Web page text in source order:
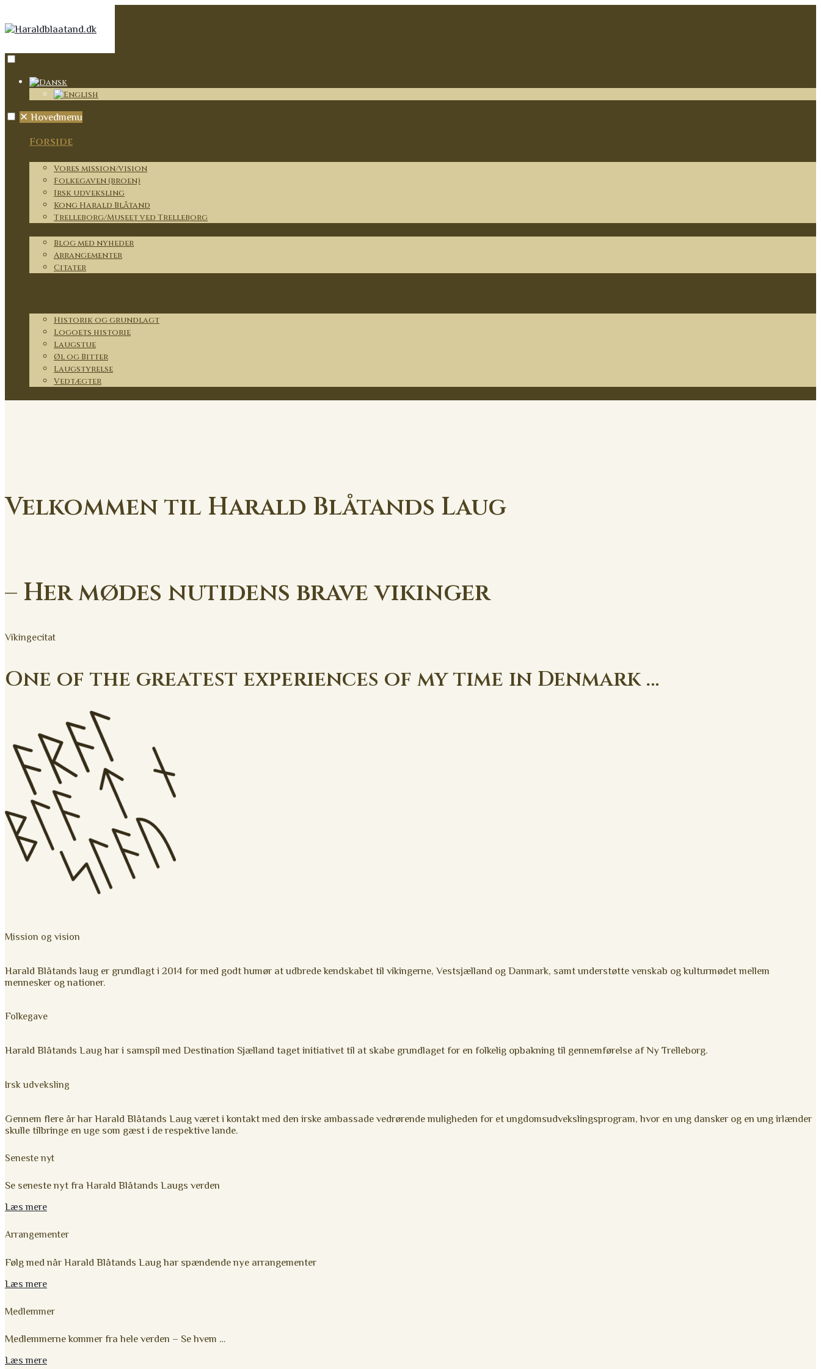
✕ Hovedmenu
Forside
Vores mission/vision
Folkegaven (broen)
Irsk udveksling
Kong Harald Blåtand
Trelleborg/Museet ved Trelleborg
Blog med nyheder
Arrangementer
Citater
Historik og grundlagt
Logoets historie
Laugstue
Øl og Bitter
Laugstyrelse
Vedtægter
Velkommen til Harald Blåtands Laug
– Her mødes nutidens brave vikinger
Vikingecitat
One of the greatest experiences of my time in Denmark …
Mission og vision
Harald Blåtands laug er grundlagt i 2014 for med godt humør at udbrede kendskabet til vikingerne, Vestsjælland og Danmark, samt understøtte venskab og kulturmødet mellem
mennesker og nationer.
Folkegave
Harald Blåtands Laug har i samspil med Destination Sjælland taget initiativet til at skabe grundlaget for en folkelig opbakning til gennemførelse af Ny Trelleborg.
Irsk udveksling
Gennem flere år har Harald Blåtands Laug været i kontakt med den irske ambassade vedrørende muligheden for et ungdomsudvekslingsprogram, hvor en ung dansker og en ung irlænder
skulle tilbringe en uge som gæst i de respektive lande.
Seneste nyt
Se seneste nyt fra Harald Blåtands Laugs verden
Læs mere
Arrangementer
Følg med når Harald Blåtands Laug har spændende nye arrangementer
Læs mere
Medlemmer
Medlemmerne kommer fra hele verden – Se hvem …
Læs mere